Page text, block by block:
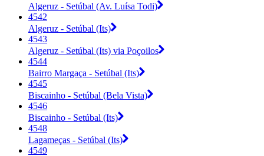
Algeruz - Setúbal (Av. Luísa Todi)
4542
Algeruz - Setúbal (Its)
4543
Algeruz - Setúbal (Its) via Poçoilos
4544
Bairro Margaça - Setúbal (Its)
4545
Biscainho - Setúbal (Bela Vista)
4546
Biscainho - Setúbal (Its)
4548
Lagameças - Setúbal (Its)
4549